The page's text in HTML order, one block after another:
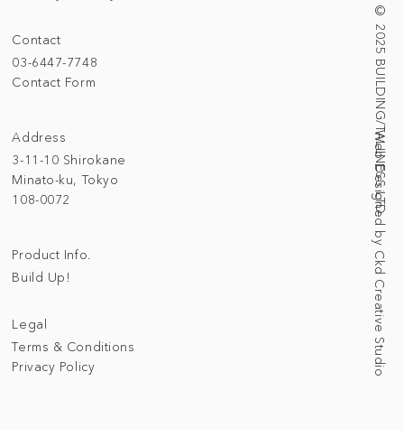
Address
3-11-10 Shirokane
Minato-ku, Tokyo
108-0072
© 2025 BUILDING/TALLNESS LTD.
Web Designed by Ckd Creative Studio
Contact
03-6447-7748
Contact Form
Legal
Terms & Conditions
Privacy Policy
Product Info.
Build Up!